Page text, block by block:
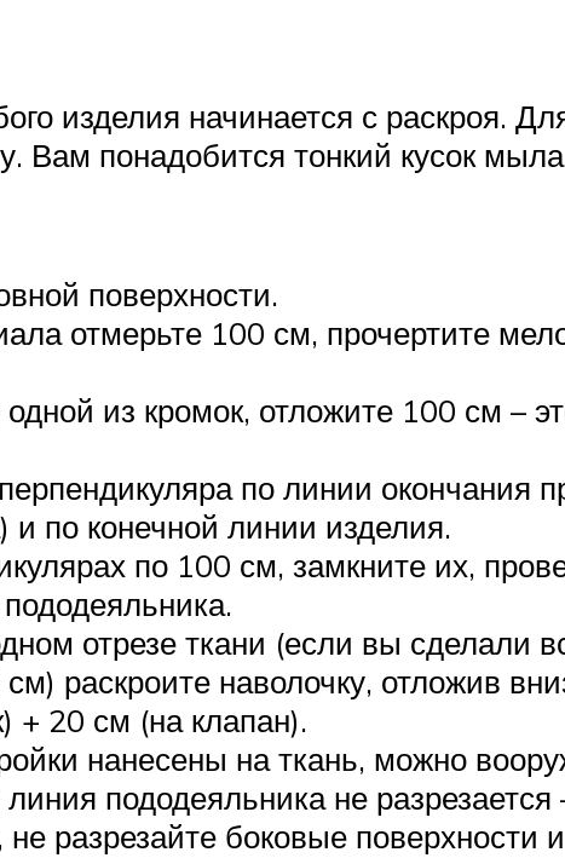
изделия начинается с раскроя.
Вам понадобится тонкий кусок
поверхности.
отмерьте 100 см, прочертите
из кромок, отложите 100 см –
по линии окончания
и по конечной линии изделия.
по 100 см, замкните их,
отрезе ткани (если вы сделали
раскроите наволочку, отложив
+ 20 см (на клапан).
нанесены на ткань, можно
пододеяльника не разрезается
разрезайте боковые поверхности